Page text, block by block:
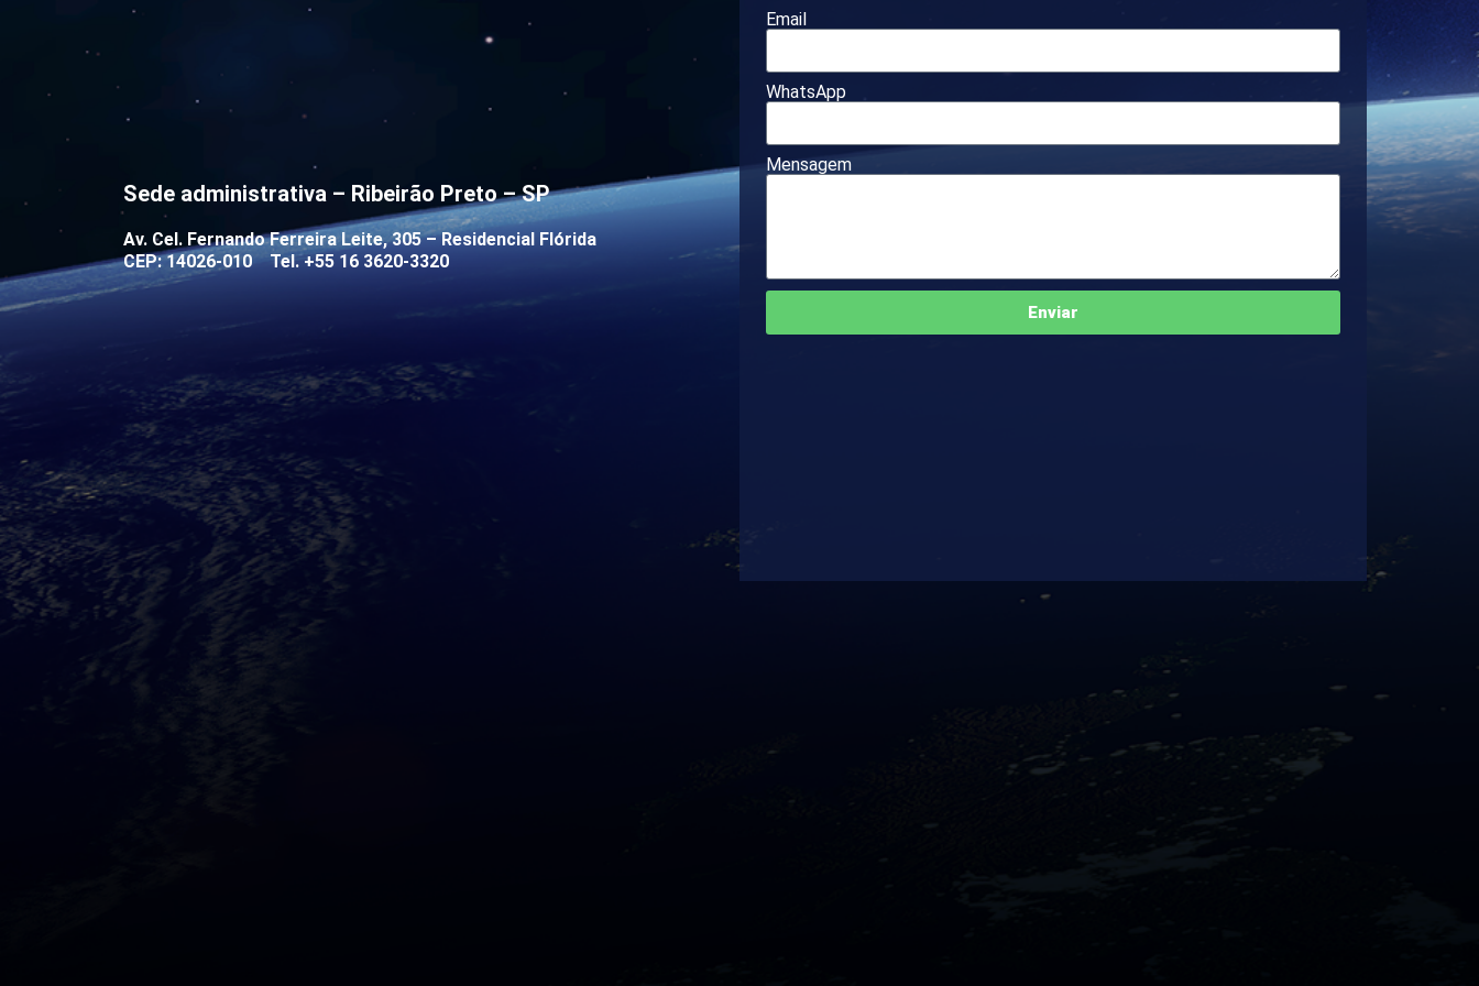
Sede administrativa – Ribeirão Preto – SP
Av. Cel. Fernando Ferreira Leite, 305 – Residencial Flórida
CEP: 14026-010 Tel. +55 16 3620-3320
Email
WhatsApp
Mensagem
Enviar